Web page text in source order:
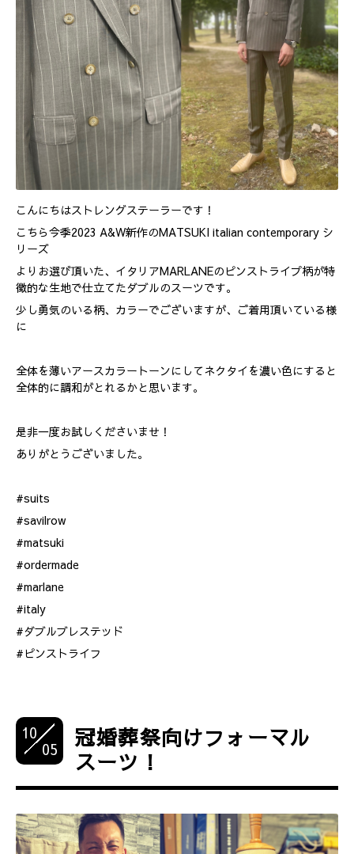
こんにちはストレングステーラーです！
こちら今季2023 A&W新作のMATSUKI italian contemporary シ
リーズ
よりお選び頂いた、イタリアMARLANEのピンストライプ柄が特
徴的な生地で仕立てたダブルのスーツです。
少し勇気のいる柄、カラーでございますが、ご着用頂いている様
に
全体を薄いアースカラートーンにしてネクタイを濃い色にすると
全体的に調和がとれるかと思います。
是非一度お試しくださいませ！
ありがとうございました。
#suits
#savilrow
#matsuki
#ordermade
#marlane
#italy
#ダブルブレステッド
#ピンストライフ
10
05
冠婚葬祭向けフォーマル
スーツ！